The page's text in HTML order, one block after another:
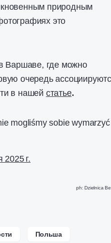
природным
это
Варшаве, где можно
очередь
в нашей статье.
mogliśmy sobie
2025 г.
ph: Dzielnica
Польша